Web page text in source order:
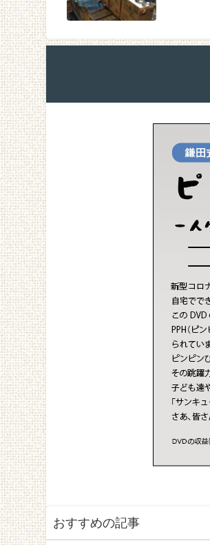
おすすめの記事